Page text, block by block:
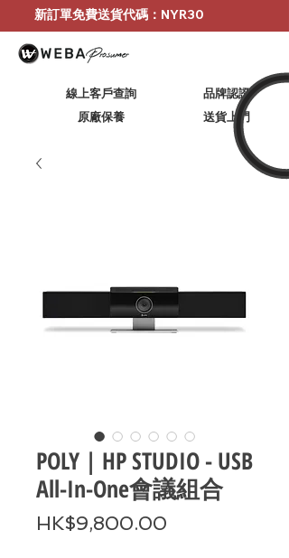
新訂單免費送貨代碼：NYR30
線上客戶查詢
原廠保養
品牌認證
​送貨上門
POLY | HP STUDIO - USB
All-In-One會議組合
HK$9,800.00